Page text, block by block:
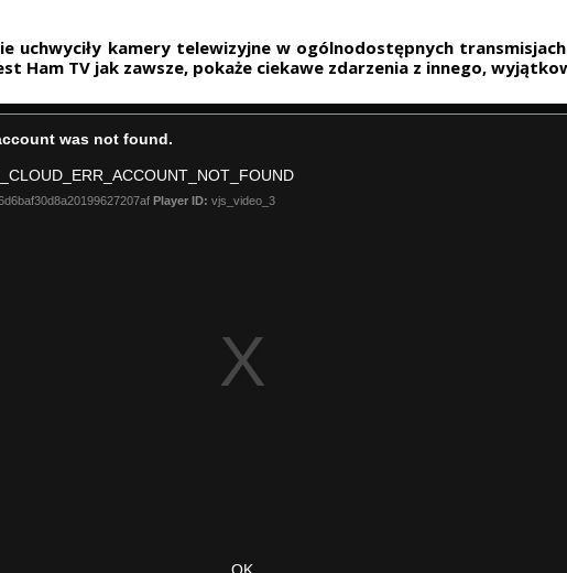
uchwyciły kamery telewizyjne w ogólnodostępnych
Ham TV jak zawsze, pokaże ciekawe zdarzenia z innego,